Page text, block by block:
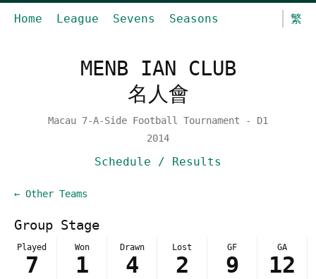
Home League Sevens Seasons 繁
MENB IAN CLUB
名人會
Macau 7-A-Side Football Tournament - D1
2014
Schedule / Results
← Other Teams
Group Stage
Played
7
Won
1
Drawn
4
Lost
2
GF
9
GA
12